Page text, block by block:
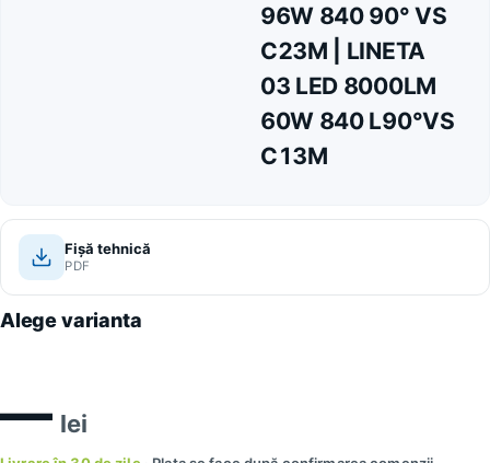
96W 840 90° VS
C23M | LINETA
03 LED 8000LM
60W 840 L90°VS
C13M
Fișă tehnică
PDF
Alege varianta
— lei